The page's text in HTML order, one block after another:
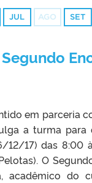
JUL AGO SET
em parceria
a turma
12/17) das 8:00
O
acadêmico do